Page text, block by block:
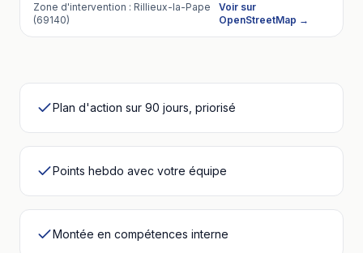
Zone d'intervention : Rillieux-la-Pape
(69140)
Voir sur
OpenStreetMap →
Plan d'action sur 90 jours, priorisé
Points hebdo avec votre équipe
Montée en compétences interne